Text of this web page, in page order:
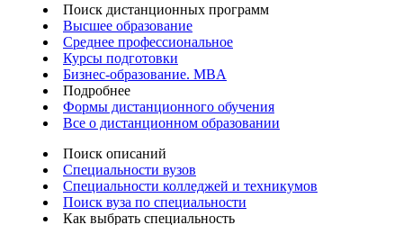
Поиск дистанционных программ
Высшее образование
Среднее профессиональное
Курсы подготовки
Бизнес-образование. MBA
Подробнее
Формы дистанционного обучения
Все о дистанционном образовании
Поиск описаний
Специальности вузов
Специальности колледжей и техникумов
Поиск вуза по специальности
Как выбрать специальность